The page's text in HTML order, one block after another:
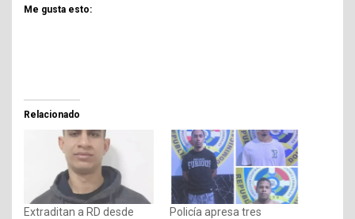
Me gusta esto:
Relacionado
Extraditan a RD desde
Policía apresa tres